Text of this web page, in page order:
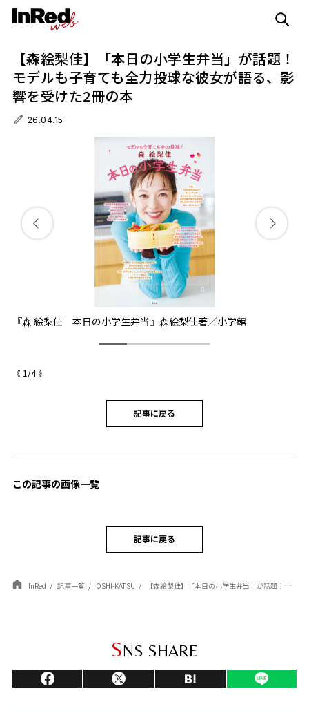
【森絵梨佳】「本日の小学生弁当」が話題！
モデルも子育ても全力投球な彼女が語る、影
響を受けた2冊の本
26.04.15
『森 絵梨佳 本日の小学生弁当』森絵梨佳著／小学館
《 1 /4》
記事に戻る
この記事の画像一覧
記事に戻る
InRed 記事一覧 OSHI-KATSU 【森絵梨佳】「本日の小学生弁当」が話題！モデルも子育ても全力投球な彼女が語る、影響を受けた2冊の本
SNS SHARE